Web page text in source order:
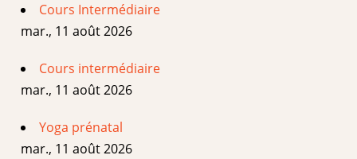
Cours Intermédiaire
mar., 11 août 2026
Cours intermédiaire
mar., 11 août 2026
Yoga prénatal
mar., 11 août 2026